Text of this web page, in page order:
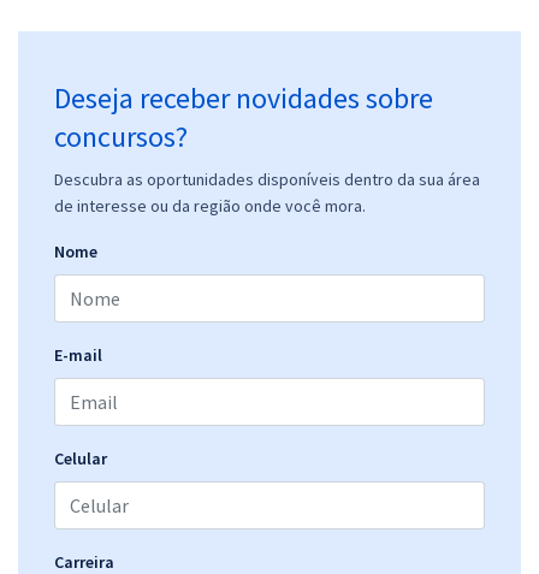
Deseja receber novidades sobre
concursos?
Descubra as oportunidades disponíveis dentro da sua área
de interesse ou da região onde você mora.
Nome
E-mail
Celular
Carreira